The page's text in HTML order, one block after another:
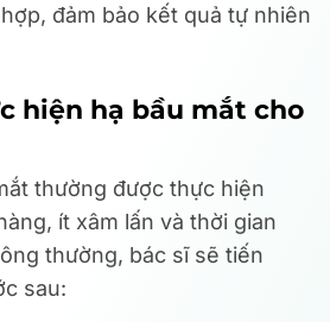
đảm bảo kết quả tự nhiên
hiện hạ bầu mắt cho
thường được thực hiện
ít xâm lấn và thời gian
thường, bác sĩ sẽ tiến
sau: